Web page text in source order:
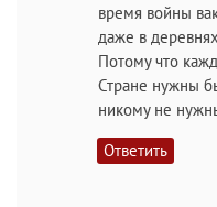
время войны
даже в
Потому что
Стране нужны
никому не
Ответить